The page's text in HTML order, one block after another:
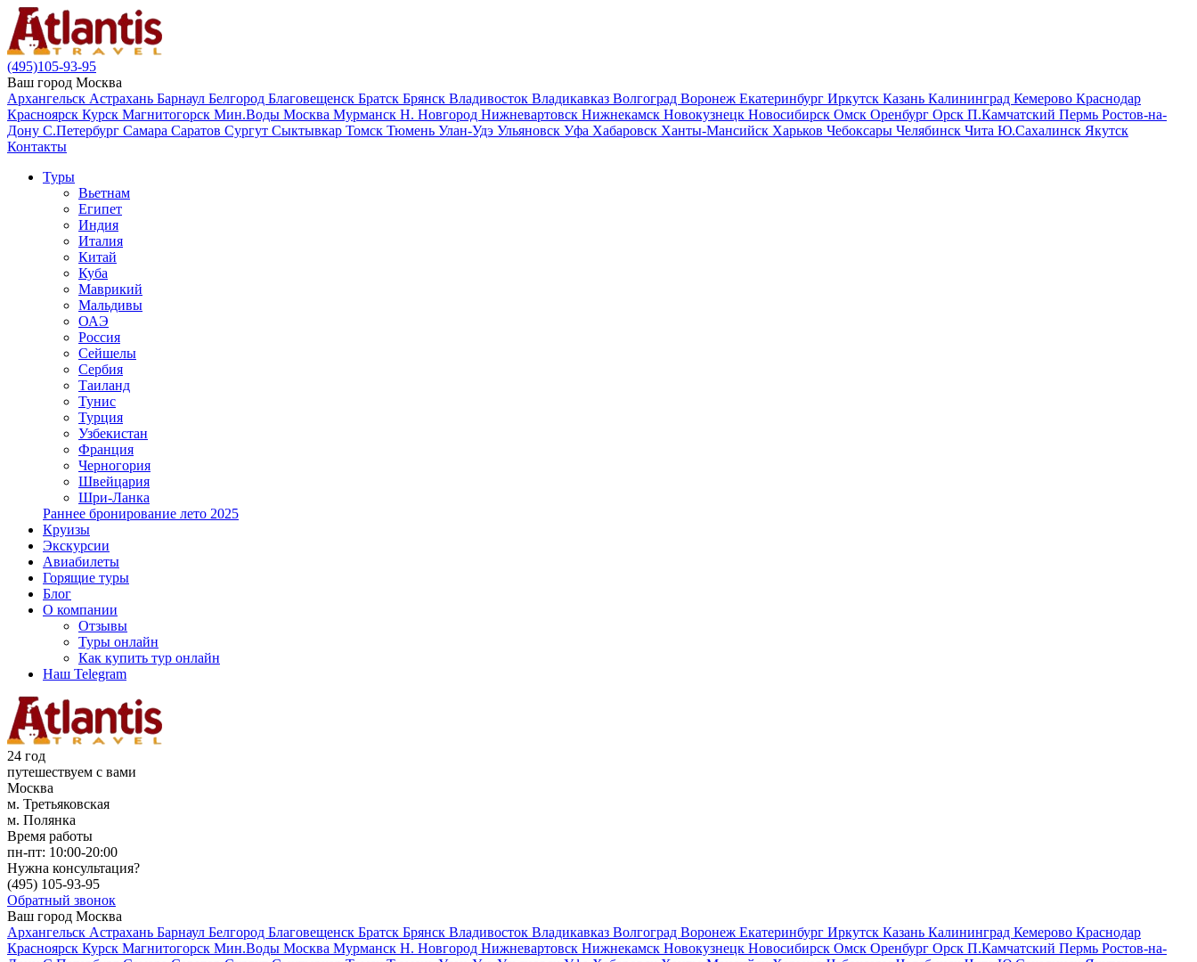
(495)105-93-95
Ваш город Москва
Архангельск Астрахань Барнаул Белгород Благовещенск Братск Брянск Владивосток Владикавказ Волгоград Воронеж Екатеринбург Иркутск Казань Калининград Кемерово Краснодар
Красноярск Курск Магнитогорск Мин.Воды Москва Мурманск Н. Новгород Нижневартовск Нижнекамск Новокузнецк Новосибирск Омск Оренбург Орск П.Камчатский Пермь Ростов-на-
Дону С.Петербург Самара Саратов Сургут Сыктывкар Томск Тюмень Улан-Удэ Ульяновск Уфа Хабаровск Ханты-Мансийск Харьков Чебоксары Челябинск Чита Ю.Сахалинск Якутск
Контакты
Туры
Вьетнам
Египет
Индия
Италия
Китай
Куба
Маврикий
Мальдивы
ОАЭ
Россия
Сейшелы
Сербия
Таиланд
Тунис
Турция
Узбекистан
Франция
Черногория
Швейцария
Шри-Ланка
Раннее бронирование лето 2025
Круизы
Экскурсии
Авиабилеты
Горящие туры
Блог
О компании
Отзывы
Туры онлайн
Как купить тур онлайн
Наш Telegram
24 год
путешествуем с вами
Москва
м. Третьяковская
м. Полянка
Время работы
пн-пт: 10:00-20:00
Нужна консультация?
(495) 105-93-95
Обратный звонок
Ваш город Москва
Архангельск Астрахань Барнаул Белгород Благовещенск Братск Брянск Владивосток Владикавказ Волгоград Воронеж Екатеринбург Иркутск Казань Калининград Кемерово Краснодар
Красноярск Курск Магнитогорск Мин.Воды Москва Мурманск Н. Новгород Нижневартовск Нижнекамск Новокузнецк Новосибирск Омск Оренбург Орск П.Камчатский Пермь Ростов-на-